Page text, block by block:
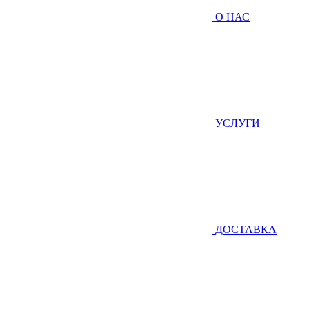
О НАС
УСЛУГИ
ДОСТАВКА